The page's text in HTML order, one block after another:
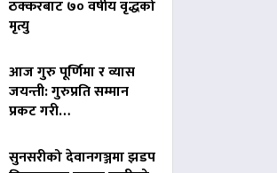
ठक्करबाट ७० वर्षीय वृद्धको
मृत्यु
आज गुरु पूर्णिमा र व्यास
जयन्ती: गुरुप्रति सम्मान
प्रकट गरी…
सुनसरीको देवानगञ्जमा झडप